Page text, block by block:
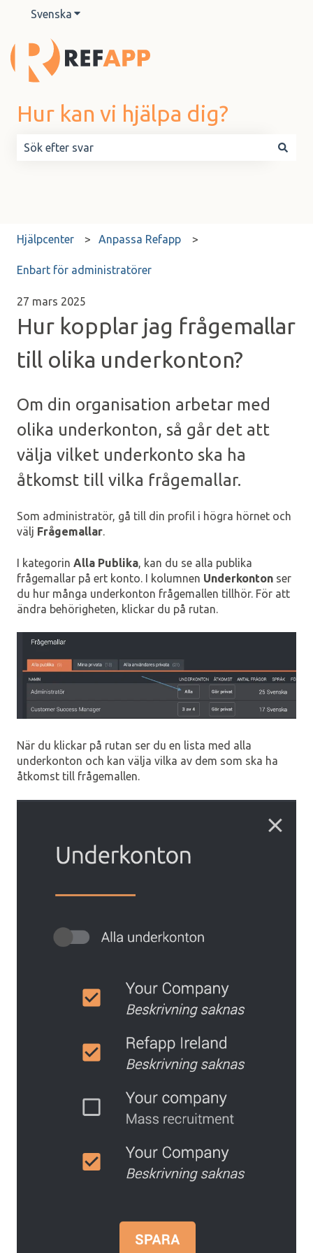
Svenska Visa undermenyer för översättningar
Hur kan vi hjälpa dig?
Hjälpcenter Anpassa Refapp
Enbart för administratörer
27 mars 2025
Hur kopplar jag frågemallar
till olika underkonton?
Om din organisation arbetar med
olika underkonton, så går det att
välja vilket underkonto ska ha
åtkomst till vilka frågemallar.
Som administratör, gå till din profil i högra hörnet och
välj Frågemallar.
I kategorin Alla Publika , kan du se alla publika
frågemallar på ert konto. I kolumnen Underkonton ser
du hur många underkonton frågemallen tillhör. För att
ändra behörigheten, klickar du på rutan.
När du klickar på rutan ser du en lista med alla
underkonton och kan välja vilka av dem som ska ha
åtkomst till frågemallen.